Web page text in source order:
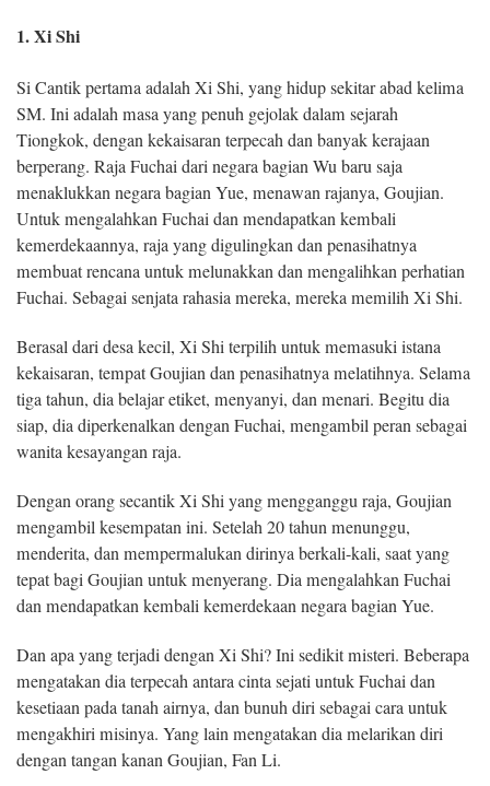
1. Xi Shi
Si Cantik pertama adalah Xi Shi, yang hidup sekitar abad kelima
SM. Ini adalah masa yang penuh gejolak dalam sejarah
Tiongkok, dengan kekaisaran terpecah dan banyak kerajaan
berperang. Raja Fuchai dari negara bagian Wu baru saja
menaklukkan negara bagian Yue, menawan rajanya, Goujian.
Untuk mengalahkan Fuchai dan mendapatkan kembali
kemerdekaannya, raja yang digulingkan dan penasihatnya
membuat rencana untuk melunakkan dan mengalihkan perhatian
Fuchai. Sebagai senjata rahasia mereka, mereka memilih Xi Shi.
Berasal dari desa kecil, Xi Shi terpilih untuk memasuki istana
kekaisaran, tempat Goujian dan penasihatnya melatihnya. Selama
tiga tahun, dia belajar etiket, menyanyi, dan menari. Begitu dia
siap, dia diperkenalkan dengan Fuchai, mengambil peran sebagai
wanita kesayangan raja.
Dengan orang secantik Xi Shi yang mengganggu raja, Goujian
mengambil kesempatan ini. Setelah 20 tahun menunggu,
menderita, dan mempermalukan dirinya berkali-kali, saat yang
tepat bagi Goujian untuk menyerang. Dia mengalahkan Fuchai
dan mendapatkan kembali kemerdekaan negara bagian Yue.
Dan apa yang terjadi dengan Xi Shi? Ini sedikit misteri. Beberapa
mengatakan dia terpecah antara cinta sejati untuk Fuchai dan
kesetiaan pada tanah airnya, dan bunuh diri sebagai cara untuk
mengakhiri misinya. Yang lain mengatakan dia melarikan diri
dengan tangan kanan Goujian, Fan Li.